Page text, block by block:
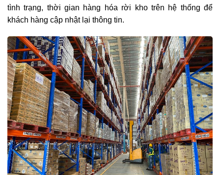
tình trạng, thời gian hàng hóa rời kho trên hệ thống để
khách hàng cập nhật lại thông tin.